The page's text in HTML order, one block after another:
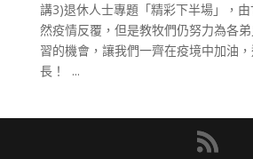
講3)退休人士專題「精彩下半場」，
然疫情反覆，但是教牧們仍努力為各
習的機會，讓我們一齊在疫境中加油
長！ ...